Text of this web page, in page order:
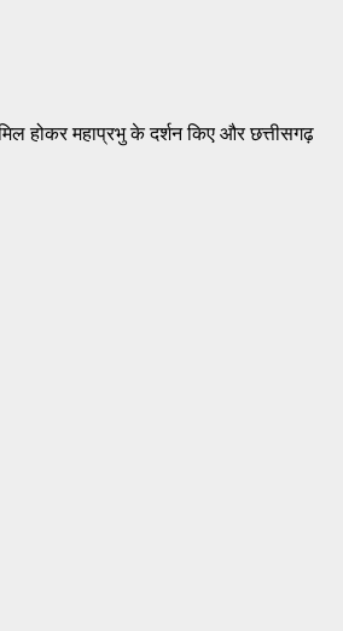
होकर महाप्रभु के दर्शन किए और छत्तीसगढ़